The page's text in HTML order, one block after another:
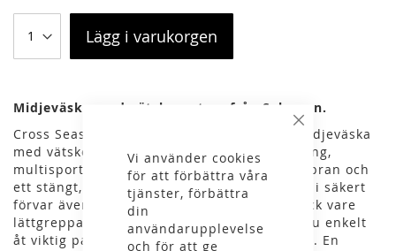
Stäng
Vi använder cookies
för att förbättra våra
tjänster, förbättra
din
användarupplevelse
och för att ge
Lägg i varukorgen
Midjeväska med vätskesystem från Salomon.
Cross Season Bladder-bältet är en rymlig midjeväska
med vätskesystem. Passar för längdskidåkning,
multisport och löpning. Ett skyddande membran och
ett stängt, vattentätt fack håller packningen i säkert
förvar även när temperaturerna sjunker. Tack vare
lättgreppade blixtlås och remmar kommer du enkelt
åt viktig packning, även om du bär handskar. En